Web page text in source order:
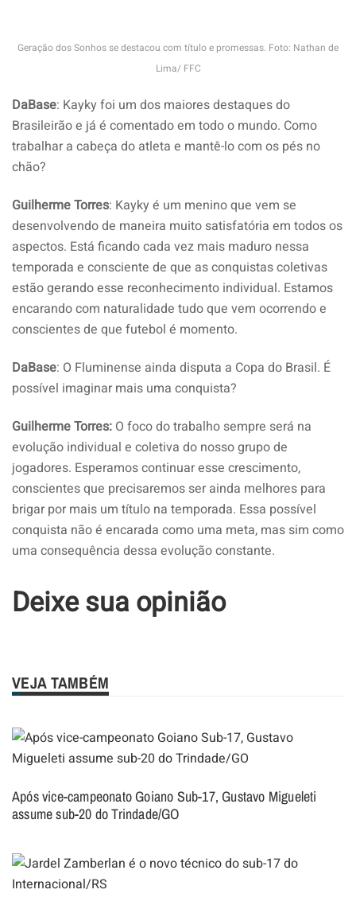
Geração dos Sonhos se destacou com título e promessas. Foto: Nathan de
Lima/ FFC
DaBase: Kayky foi um dos maiores destaques do
Brasileirão e já é comentado em todo o mundo. Como
trabalhar a cabeça do atleta e mantê-lo com os pés no
chão?
Guilherme Torres: Kayky é um menino que vem se
desenvolvendo de maneira muito satisfatória em todos os
aspectos. Está ficando cada vez mais maduro nessa
temporada e consciente de que as conquistas coletivas
estão gerando esse reconhecimento individual. Estamos
encarando com naturalidade tudo que vem ocorrendo e
conscientes de que futebol é momento.
DaBase: O Fluminense ainda disputa a Copa do Brasil. É
possível imaginar mais uma conquista?
Guilherme Torres: O foco do trabalho sempre será na
evolução individual e coletiva do nosso grupo de
jogadores. Esperamos continuar esse crescimento,
conscientes que precisaremos ser ainda melhores para
brigar por mais um título na temporada. Essa possível
conquista não é encarada como uma meta, mas sim como
uma consequência dessa evolução constante.
Deixe sua opinião
VEJA TAMBÉM
Após vice-campeonato Goiano Sub-17, Gustavo Migueleti
assume sub-20 do Trindade/GO